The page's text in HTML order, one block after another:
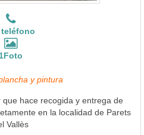
teléfono
1Foto
y pintura
hace recogida y entrega de
en la localidad de Parets
Vallès